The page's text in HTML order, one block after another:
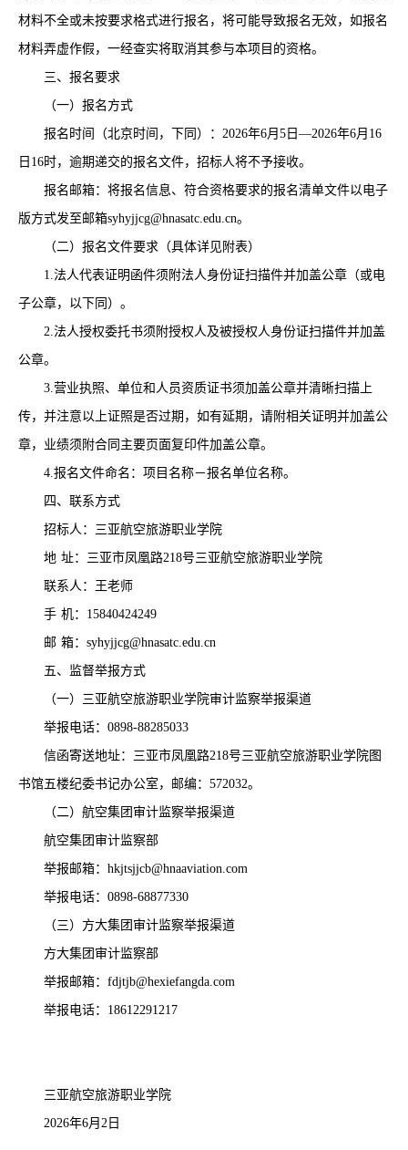
材料不全或未按要求格式进行报名，将可能导致报名无效，如报名
材料弄虚作假，一经查实将取消其参与本项目的资格。
三、报名要求
（一）报名方式
报名时间（北京时间，下同）： 2026年6月 5 日 —2026年6月16
日16时，逾期递交的报名文件，招标人将不予接收。
报名邮箱：将报名信息、符合资格要求的报名清单文件以电子
版方式发至邮箱syhyjjcg@hnasatc.edu.cn。
（二）报名文件要求（具体详见附表）
1.法人代表证明函件须附法人身份证扫描件并加盖公章（或电
子公章， 以下同 ）。
2.法人授权委托书须附授权人及被授权人身份证扫描件并加盖
公章。
3.营业执照、单位和人员资质证书须加盖公章并清晰扫描上
传，并注意以上证照是否过期，如有延期，请附相关证明并加盖公
章，业绩须附合同主要页面复印件加盖公章。
4.报名文件命名：项目名称－报名单位名称。
四、 联系方式
招标人：三亚航空旅游职业学院
地 址：三亚市凤凰路218号三亚航空旅游职业学院
联系人： 王老师
手 机： 15840424249
邮 箱： syhyjjcg@hnasatc.edu.cn
五、监督举报方式
（一）三亚航空旅游职业学院审计监察举报渠道
举报电话： 0898-88285033
信函寄送地址：三亚市凤凰路218号三亚航空旅游职业学院图
书馆五楼纪委书记办公室，邮编：572032。
（二）航空集团审计监察举报渠道
航空集团审计监察部
举报邮箱： hkjtsjjcb@hnaaviation.com
举报电话： 0898-68877330
（三）方大集团审计监察举报渠道
方大集团审计监察部
举报邮箱： fdjtjb@hexiefangda.com
举报电话： 18612291217
三亚航空旅游职业学院
2026年6月 2 日